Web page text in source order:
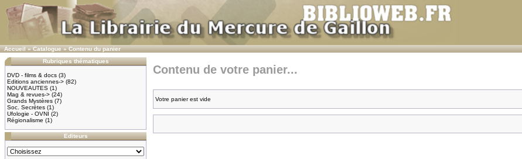
Accueil»Catalogue»Contenu du panier
Rubriques thématiques
DVD - films & docs (3)
Editions anciennes-> (82)
NOUVEAUTES (1)
Mag & revues-> (24)
Grands Mystères (7)
Soc. Secrètes (1)
Ufologie - OVNI (2)
Régionalisme (1)
Editeurs
Contenu de votre panier...
Votre panier est vide